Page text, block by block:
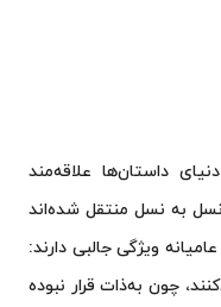
داستان‌ها علاقه‌مند
نسل به نسل منتقل شده‌اند
ویژگی جالبی دارند:
چون به‌ذات قرار نبوده